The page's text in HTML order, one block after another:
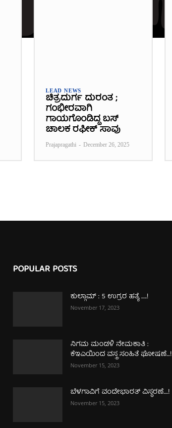
LEAD NEWS
ಚಿತ್ರದುರ್ಗ ದುರಂತ ;
ಗಂಭೀರವಾಗಿ
ಗಾಯಗೊಂಡಿದ್ದ ಬಸ್‌
ಚಾಲಕ ರಫೀಕ್‌ ಸಾವು
Prajapragathi - December 26, 2025
POPULAR POSTS
ಕುಲ್ಗಾಮ್‌ : 5 ಉಗ್ರರ ಹತ್ಯೆ …..!
November 17, 2023
ನಿಗಮ ಮಂಡಳಿ ನೇಮಕಾತಿ :
ಕೆಇಎಯಿಂದ ವಸ್ತ್ರ ಸಂಹಿತೆ ಘೋಷಣೆ…!
November 15, 2023
ಬೆಳಗಾವಿಗೆ ವಂದೇಭಾರತ್‌ ವಿಸ್ಥರಣೆ….!
November 15, 2023